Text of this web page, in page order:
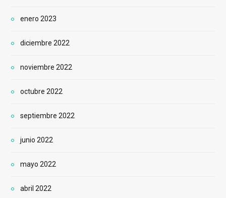
enero 2023
diciembre 2022
noviembre 2022
octubre 2022
septiembre 2022
junio 2022
mayo 2022
abril 2022